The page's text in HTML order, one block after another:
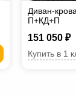
Диван-
П+КД+П
151 050 ₽
Купить в 1